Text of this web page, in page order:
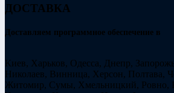
ДОСТАВКА
Доставляем программное обеспечение в
Киев, Харьков, Одесса, Днепр,
Николаев, Винница, Херсон, Полтава,
Житомир, Сумы, Хмельницкий, Ровно,